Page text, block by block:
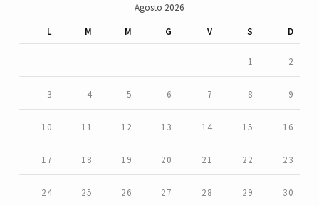
Agosto 2026
L
M M G V S D
1 2
3 4 5 6 7 8 9
10 11 12 13 14 15 16
17 18 19 20 21 22 23
24 25 26 27 28 29 30